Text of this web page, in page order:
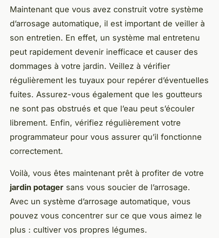
Maintenant que vous avez construit votre système
d’arrosage automatique, il est important de veiller à
son entretien. En effet, un système mal entretenu
peut rapidement devenir inefficace et causer des
dommages à votre jardin. Veillez à vérifier
régulièrement les tuyaux pour repérer d’éventuelles
fuites. Assurez-vous également que les goutteurs
ne sont pas obstrués et que l’eau peut s’écouler
librement. Enfin, vérifiez régulièrement votre
programmateur pour vous assurer qu’il fonctionne
correctement.
Voilà, vous êtes maintenant prêt à profiter de votre
jardin potager sans vous soucier de l’arrosage.
Avec un système d’arrosage automatique, vous
pouvez vous concentrer sur ce que vous aimez le
plus : cultiver vos propres légumes.